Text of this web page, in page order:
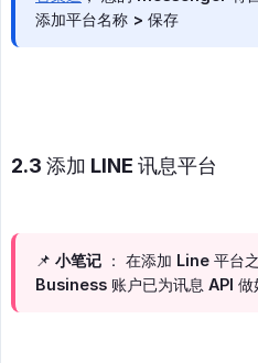
添加平台名称 > 保存
2.3 添加 LINE 讯息平台
📌 小笔记 ： 在添加 Line 平台
Business 账户已为讯息 API 做